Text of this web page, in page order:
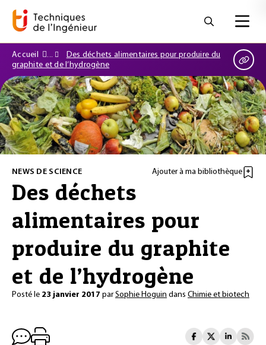
Accueil
Des déchets alimentaires pour produire du
graphite et de l’hydrogène
NEWS DE SCIENCE Ajouter à ma bibliothèque
Des déchets
alimentaires pour
produire du graphite
et de l’hydrogène
Posté le 23 janvier 2017 parSophie Hoguin dans Chimie et biotech